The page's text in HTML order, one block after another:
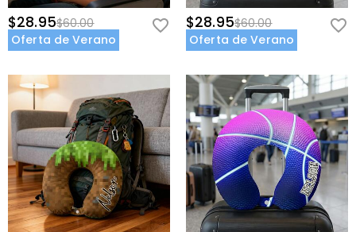
$28.95$60.00
Oferta de Verano
$28.95$60.00
Oferta de Verano